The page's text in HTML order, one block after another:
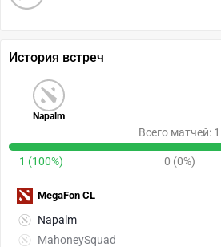
История встреч
Napalm
Всего матчей: 1
1 (100%) 0 (0%)
Napalm
MahoneySquad
MegaFon CL